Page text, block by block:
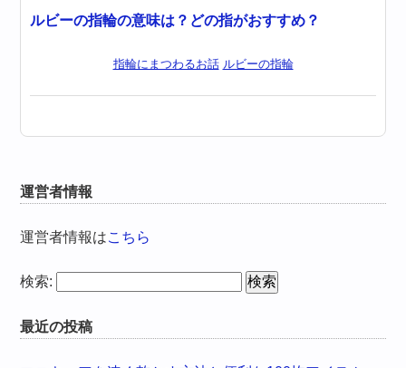
ルビーの指輪の意味は？どの指がおすすめ？
指輪にまつわるお話 ルビーの指輪
運営者情報
運営者情報はこちら
検索:
最近の投稿